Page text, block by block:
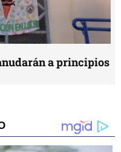
a principios